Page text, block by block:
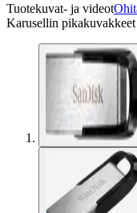
Tuotekuvat- ja videot
Karusellin pikakuvakkeet